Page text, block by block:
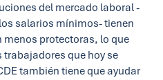
del mercado laboral -
salarios mínimos- tienen
menos protectoras, lo que
que hoy se
también tiene que ayudar